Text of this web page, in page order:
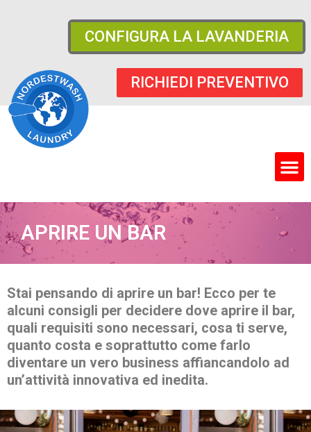
CONFIGURA LA LAVANDERIA
RICHIEDI PREVENTIVO
APRIRE UN BAR
Stai pensando di aprire un bar! Ecco per te
alcuni consigli per decidere dove aprire il bar,
quali requisiti sono necessari, cosa ti serve,
quanto costa e soprattutto come farlo
diventare un vero business affiancandolo ad
un’attività innovativa ed inedita.